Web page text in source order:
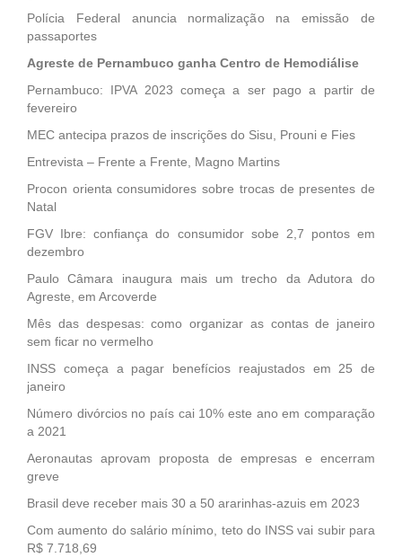
Polícia Federal anuncia normalização na emissão de
passaportes
Agreste de Pernambuco ganha Centro de Hemodiálise
Pernambuco: IPVA 2023 começa a ser pago a partir de
fevereiro
MEC antecipa prazos de inscrições do Sisu, Prouni e Fies
Entrevista – Frente a Frente, Magno Martins
Procon orienta consumidores sobre trocas de presentes de
Natal
FGV Ibre: confiança do consumidor sobe 2,7 pontos em
dezembro
Paulo Câmara inaugura mais um trecho da Adutora do
Agreste, em Arcoverde
Mês das despesas: como organizar as contas de janeiro
sem ficar no vermelho
INSS começa a pagar benefícios reajustados em 25 de
janeiro
Número divórcios no país cai 10% este ano em comparação
a 2021
Aeronautas aprovam proposta de empresas e encerram
greve
Brasil deve receber mais 30 a 50 ararinhas-azuis em 2023
Com aumento do salário mínimo, teto do INSS vai subir para
R$ 7.718,69